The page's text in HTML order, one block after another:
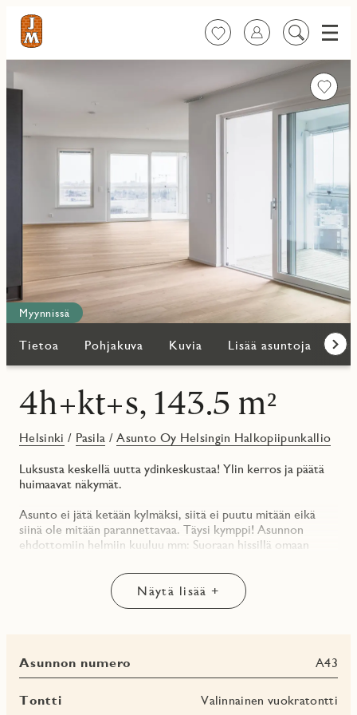
SuosikitKirjaudu sisään
Etsi
Myynnissä
Tietoa Pohjakuva Kuvia Lisää asuntoja
4h+kt+s, 143.5 m²
Helsinki / Pasila /Asunto Oy Helsingin Halkopiipunkallio
Luksusta keskellä uutta ydinkeskustaa! Ylin kerros ja päätä
huimaavat näkymät.
Asunto ei jätä ketään kylmäksi, siitä ei puutu mitään eikä
siinä ole mitään parannettavaa. Täysi kymppi! Asunnon
ehdottomiin helmiin kuuluu mm: Suoraan hissillä omaan
keittotilasiivessä, kaksi sisäänkäyntiä (eteinen, keittotila),
päämakuuhuoneessa ”en suite” -kylpyhuone ja
pukeutumistila/vaatehuone, tilava keittotila, neljä
Asunnon pintamateriaaleilla halusimme vielä korostaa tätä
ainutlaatuista helmeä. Pintamateriaalien tulisi olla aina
Näytä lisää +
Asunnon numero A43
Tontti Valinnainen vuokratontti